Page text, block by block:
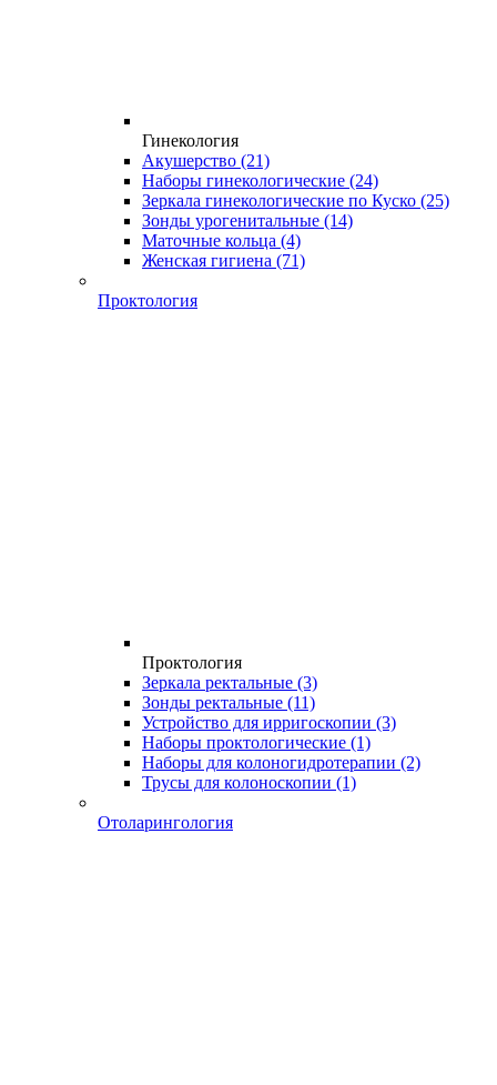
Гинекология
Акушерство (21)
Наборы гинекологические (24)
Зеркала гинекологические по Куско (25)
Зонды урогенитальные (14)
Маточные кольца (4)
Женская гигиена (71)
Проктология
Проктология
Зеркала ректальные (3)
Зонды ректальные (11)
Устройство для ирригоскопии (3)
Наборы проктологические (1)
Наборы для колоногидротерапии (2)
Трусы для колоноскопии (1)
Отоларингология